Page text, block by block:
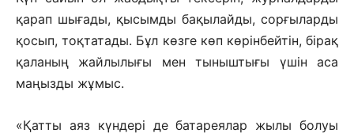
қарап шығады, қысымды бақылайды, сорғыларды
қосып, тоқтатады. Бұл көзге көп көрінбейтін, бірақ
қаланың жайлылығы мен тыныштығы үшін аса
маңызды жұмыс.
«Қатты аяз күндері де батареялар жылы болуы